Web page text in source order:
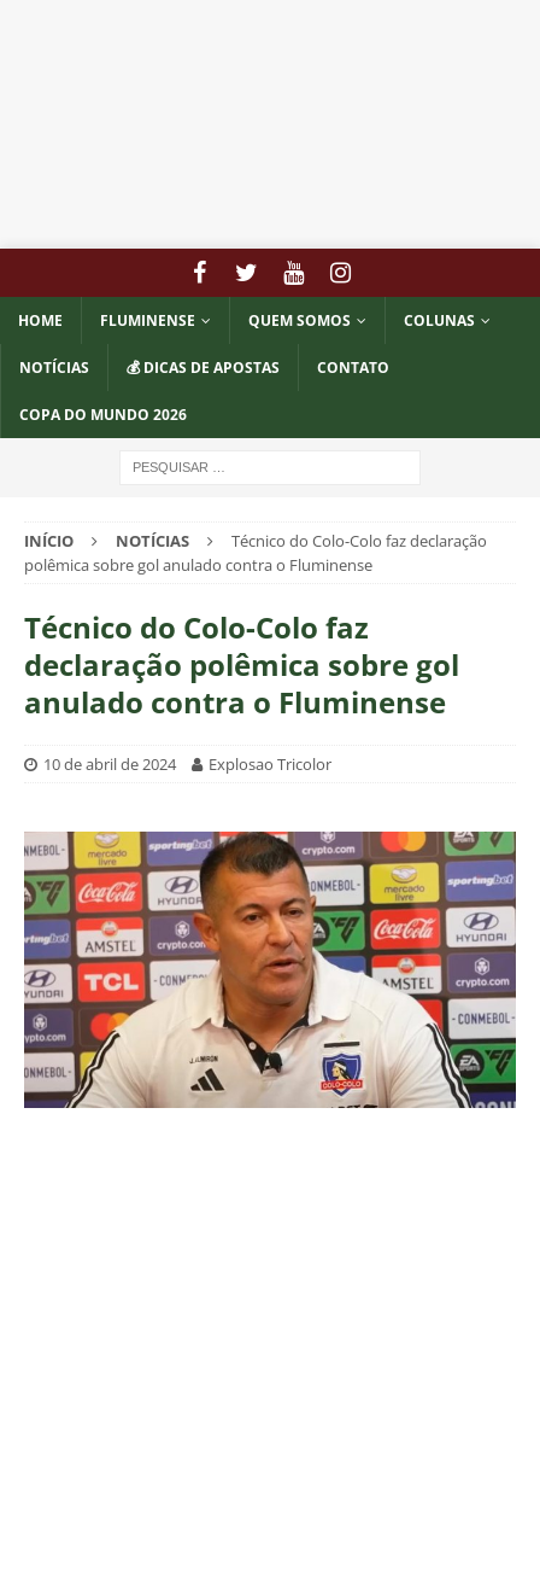
HOME FLUMINENSE QUEM SOMOS COLUNAS
NOTÍCIAS 💰 DICAS DE APOSTAS CONTATO
COPA DO MUNDO 2026
INÍCIO NOTÍCIAS
Técnico do Colo-Colo faz declaração
polêmica sobre gol anulado contra o Fluminense
Técnico do Colo-Colo faz
declaração polêmica sobre gol
anulado contra o Fluminense
10 de abril de 2024 Explosao Tricolor